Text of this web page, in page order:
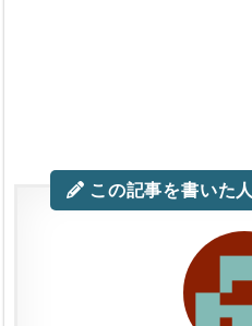
この記事を書いた人